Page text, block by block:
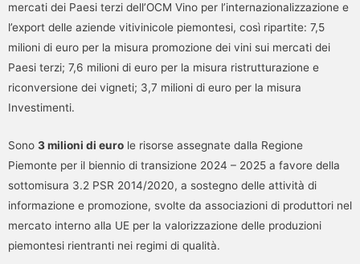
mercati dei Paesi terzi dell’OCM Vino per l’internazionalizzazione e
l’export delle aziende vitivinicole piemontesi, così ripartite: 7,5
milioni di euro per la misura promozione dei vini sui mercati dei
Paesi terzi; 7,6 milioni di euro per la misura ristrutturazione e
riconversione dei vigneti; 3,7 milioni di euro per la misura
Investimenti.
Sono 3 milioni di euro le risorse assegnate dalla Regione
Piemonte per il biennio di transizione 2024 – 2025 a favore della
sottomisura 3.2 PSR 2014/2020, a sostegno delle attività di
informazione e promozione, svolte da associazioni di produttori nel
mercato interno alla UE per la valorizzazione delle produzioni
piemontesi rientranti nei regimi di qualità.